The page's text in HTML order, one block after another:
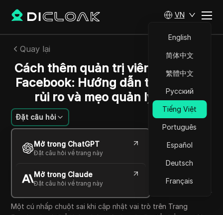
VN
English
简体中文
繁體中文
Русский
Tiếng Việt
Português
Español
Deutsch
Français
Quay lại
Cách thêm quản trị viên vào trang
Facebook: Hướng dẫn từng bước,
rủi ro và mẹo quản lý nhóm
Đặt câu hỏi
Mở trong ChatGPT
Đặt câu hỏi về trang này
Mở trong Claude
Đặt câu hỏi về trang này
Jessica Wardell
12 Th06 2026 11 Đọc trong giây phút
Copy Link
Một cú nhấp chuột sai khi cập nhật vai trò trên Trang